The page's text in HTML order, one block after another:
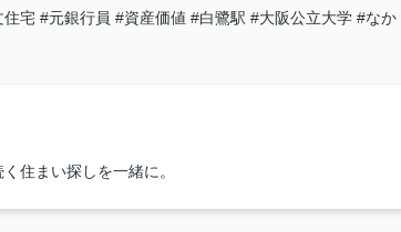
住宅 #元銀行員 #資産価値 #白鷺駅 #大阪公立大学 #なか
住まい探しを一緒に。